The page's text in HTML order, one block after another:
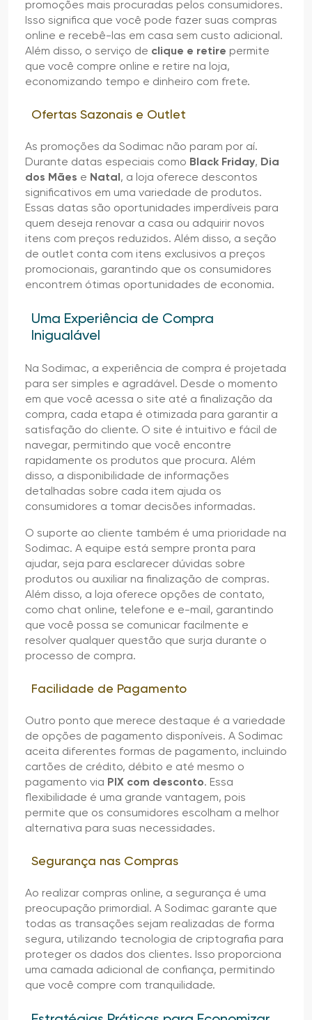
promoções mais procuradas pelos consumidores.
Isso significa que você pode fazer suas compras
online e recebê-las em casa sem custo adicional.
Além disso, o serviço de clique e retire permite
que você compre online e retire na loja,
economizando tempo e dinheiro com frete.
Ofertas Sazonais e Outlet
As promoções da Sodimac não param por aí.
Durante datas especiais como Black Friday, Dia
dos Mães e Natal, a loja oferece descontos
significativos em uma variedade de produtos.
Essas datas são oportunidades imperdíveis para
quem deseja renovar a casa ou adquirir novos
itens com preços reduzidos. Além disso, a seção
de outlet conta com itens exclusivos a preços
promocionais, garantindo que os consumidores
encontrem ótimas oportunidades de economia.
Uma Experiência de Compra
Inigualável
Na Sodimac, a experiência de compra é projetada
para ser simples e agradável. Desde o momento
em que você acessa o site até a finalização da
compra, cada etapa é otimizada para garantir a
satisfação do cliente. O site é intuitivo e fácil de
navegar, permitindo que você encontre
rapidamente os produtos que procura. Além
disso, a disponibilidade de informações
detalhadas sobre cada item ajuda os
consumidores a tomar decisões informadas.
O suporte ao cliente também é uma prioridade na
Sodimac. A equipe está sempre pronta para
ajudar, seja para esclarecer dúvidas sobre
produtos ou auxiliar na finalização de compras.
Além disso, a loja oferece opções de contato,
como chat online, telefone e e-mail, garantindo
que você possa se comunicar facilmente e
resolver qualquer questão que surja durante o
processo de compra.
Facilidade de Pagamento
Outro ponto que merece destaque é a variedade
de opções de pagamento disponíveis. A Sodimac
aceita diferentes formas de pagamento, incluindo
cartões de crédito, débito e até mesmo o
pagamento via PIX com desconto. Essa
flexibilidade é uma grande vantagem, pois
permite que os consumidores escolham a melhor
alternativa para suas necessidades.
Segurança nas Compras
Ao realizar compras online, a segurança é uma
preocupação primordial. A Sodimac garante que
todas as transações sejam realizadas de forma
segura, utilizando tecnologia de criptografia para
proteger os dados dos clientes. Isso proporciona
uma camada adicional de confiança, permitindo
que você compre com tranquilidade.